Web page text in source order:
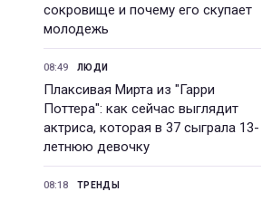
сокровище и почему его скупает
молодежь
08:49 ЛЮДИ
Плаксивая Мирта из "Гарри
Поттера": как сейчас выглядит
актриса, которая в 37 сыграла 13-
летнюю девочку
08:18 ТРЕНДЫ